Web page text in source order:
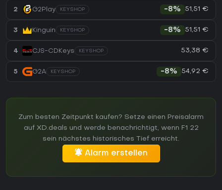
2 G2Play KEYSHOP -8% 51,51 €
3 Kinguin KEYSHOP -8% 51,51 €
4 CJS-CDKeys KEYSHOP 53,38 €
5 G2A KEYSHOP -8% 54,92 €
Zum besten Zeitpunkt kaufen? Setze einen Preisalarm
auf XD.deals und werde benachrichtigt, wenn F1 22
sein nächstes historisches Tief erreicht.
Alarm erstellen